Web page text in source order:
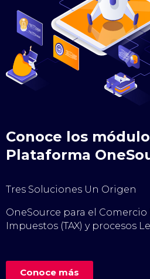
Conoce los
Plataforma
Tres Soluciones Un Origen
OneSource para el Comercio
Impuestos (TAX) y procesos
Conoce más